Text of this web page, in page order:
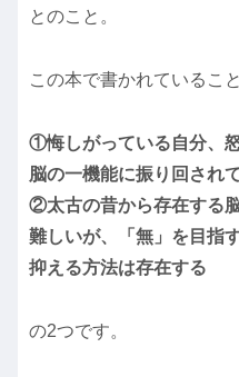
とのこと。
この本で書かれているこ
①悔しがっている自分、
脳の一機能に振り回され
②太古の昔から存在する
難しいが、「無」を目指
抑える方法は存在する
の2つです。